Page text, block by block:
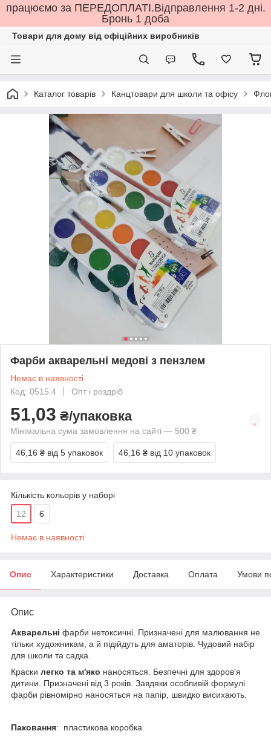
працюємо за ПЕРЕДОПЛАТІ.Відправлення 1-2 дні.
Бронь 1 доба
Товари для дому від офіційних виробників
Каталог товарів Канцтовари для школи та офісу
Фарби акварельні медові з пензлем
Немає в наявності
Код: 0515.4
Опт і роздріб
51,03 ₴/упаковка
Мінімальна сума замовлення на сайті — 500 ₴
46,16 ₴ від 5 упаковок 46,16 ₴ від 10 упаковок
Кількість кольорів у наборі
12
6
Немає в наявності
Опис Характеристики Доставка Оплата Умови
Опис
Акварельні фарби нетоксичні. Призначені для малювання не
тільки художникам, а й підійдуть для аматорів. Чудовий набір
для школи та садка.
Краски легко та м'яко наносяться. Безпечні для здоров'я
дитини. Призначені від 3 років. Завдяки особливій формулі
фарби рівномірно наносяться на папір, швидко висихають.
Паковання: пластикова коробка